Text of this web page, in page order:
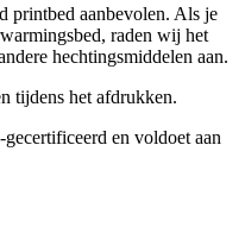
printbed aanbevolen. Als je
raden wij het
hechtingsmiddelen aan.
tijdens het afdrukken.
en voldoet aan